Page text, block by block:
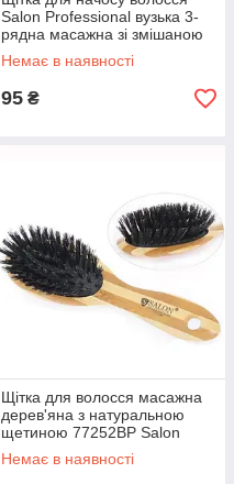
Salon Professional вузька 3-
рядна масажна зі змішаною
щетиною
Немає в наявності
95 ₴
Щітка для волосся масажна
дерев'яна з натуральною
щетиною 77252BP Salon
Professional
Немає в наявності